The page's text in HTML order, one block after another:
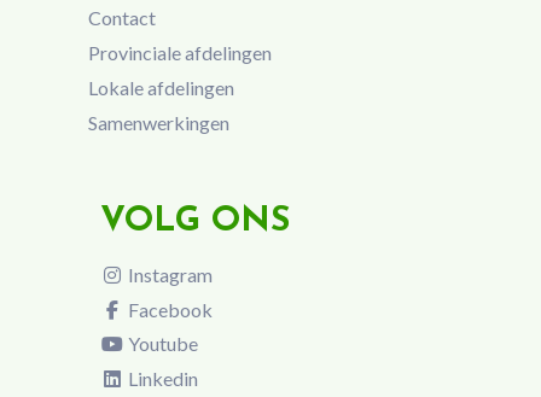
Contact
Provinciale afdelingen
Lokale afdelingen
Samenwerkingen
VOLG ONS
Instagram
Facebook
Youtube
Linkedin